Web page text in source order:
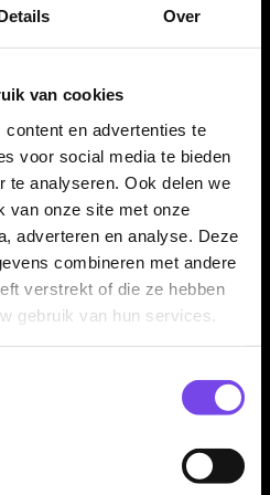
Over
van cookies
en advertenties te
voor social media te bieden
te analyseren. Ook delen we
van onze site met onze
adverteren en analyse. Deze
combineren met andere
verstrekt of die ze hebben
gebruik van hun services.
worden geleverd per set
als vervanging, reserve of als
Rhys Griffin Std Flights
dart flights
of reserveflight